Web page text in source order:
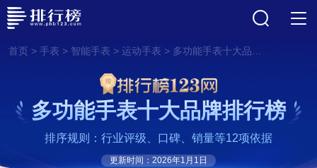
首页> 手表 > 智能手表 > 运动手表 > 多功能手表十大品牌排行榜
多功能手表十大品牌排行榜
排序规则：行业评级、口碑、销量等12项依据
更新时间：2026年1月1日